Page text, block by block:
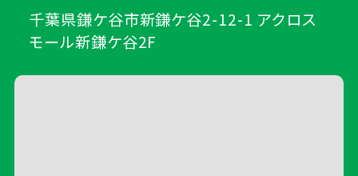
千葉県鎌ケ谷市新鎌ケ谷2-12-1 アクロス
モール新鎌ケ谷2F